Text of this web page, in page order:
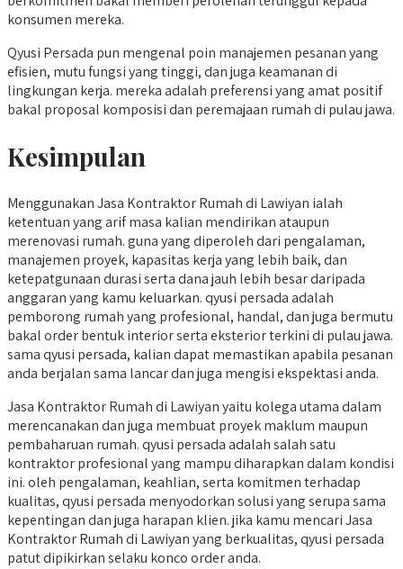
konsumen mereka.
Qyusi Persada pun mengenal poin manajemen pesanan yang
efisien, mutu fungsi yang tinggi, dan juga keamanan di
lingkungan kerja. mereka adalah preferensi yang amat positif
bakal proposal komposisi dan peremajaan rumah di pulau jawa.
Kesimpulan
Menggunakan Jasa Kontraktor Rumah di Lawiyan ialah
ketentuan yang arif masa kalian mendirikan ataupun
merenovasi rumah. guna yang diperoleh dari pengalaman,
manajemen proyek, kapasitas kerja yang lebih baik, dan
ketepatgunaan durasi serta dana jauh lebih besar daripada
anggaran yang kamu keluarkan. qyusi persada adalah
pemborong rumah yang profesional, handal, dan juga bermutu
bakal order bentuk interior serta eksterior terkini di pulau jawa.
sama qyusi persada, kalian dapat memastikan apabila pesanan
anda berjalan sama lancar dan juga mengisi ekspektasi anda.
Jasa Kontraktor Rumah di Lawiyan yaitu kolega utama dalam
merencanakan dan juga membuat proyek maklum maupun
pembaharuan rumah. qyusi persada adalah salah satu
kontraktor profesional yang mampu diharapkan dalam kondisi
ini. oleh pengalaman, keahlian, serta komitmen terhadap
kualitas, qyusi persada menyodorkan solusi yang serupa sama
kepentingan dan juga harapan klien. jika kamu mencari Jasa
Kontraktor Rumah di Lawiyan yang berkualitas, qyusi persada
patut dipikirkan selaku konco order anda.